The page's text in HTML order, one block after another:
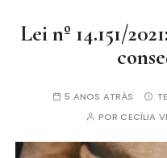
Lei nº 14.151/
5 ANOS ATRÁS
POR CECÍLIA